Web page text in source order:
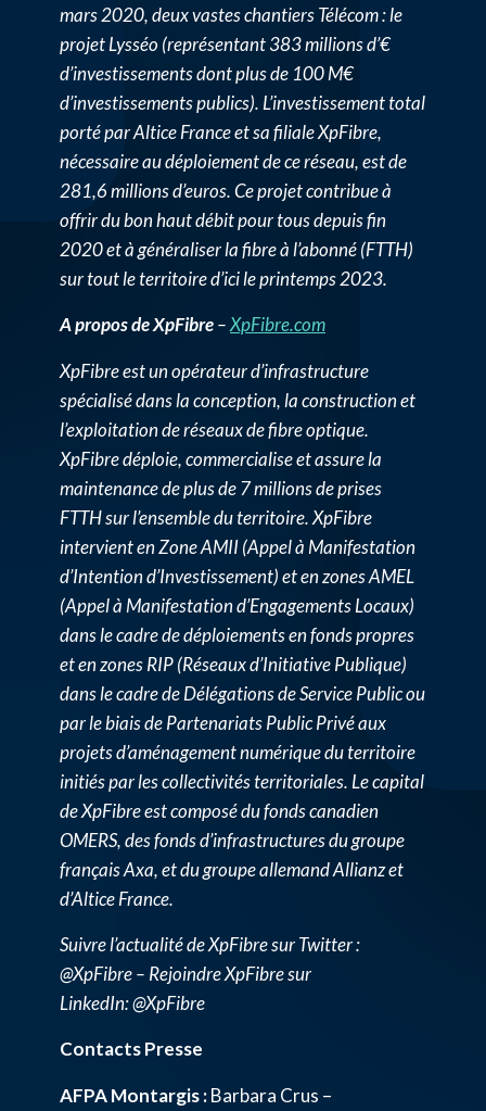
mars 2020, deux vastes chantiers Télécom : le
projet Lysséo (représentant 383 millions d’€
d’investissements dont plus de 100 M€
d’investissements publics). L’investissement total
porté par Altice France et sa filiale XpFibre,
nécessaire au déploiement de ce réseau, est de
281,6 millions d’euros. Ce projet contribue à
offrir du bon haut débit pour tous depuis fin
2020 et à généraliser la fibre à l’abonné (FTTH)
sur tout le territoire d’ici le printemps 2023.
A propos de XpFibre–XpFibre.com
XpFibre est un opérateur d’infrastructure
spécialisé dans la conception, la construction et
l’exploitation de réseaux de fibre optique.
XpFibre déploie, commercialise et assure la
maintenance de plus de 7 millions de prises
FTTH sur l’ensemble du territoire. XpFibre
intervient en Zone AMII (Appel à Manifestation
d’Intention d’Investissement) et en zones AMEL
(Appel à Manifestation d’Engagements Locaux)
dans le cadre de déploiements en fonds propres
et en zones RIP (Réseaux d’Initiative Publique)
dans le cadre de Délégations de Service Public ou
par le biais de Partenariats Public Privé aux
projets d’aménagement numérique du territoire
initiés par les collectivités territoriales. Le capital
de XpFibre est composé du fonds canadien
OMERS, des fonds d’infrastructures du groupe
français Axa, et du groupe allemand Allianz et
d’Altice France.
Suivre l’actualité de XpFibre sur Twitter :
@XpFibre – Rejoindre XpFibre sur
LinkedIn: @XpFibre
Contacts Presse
AFPA Montargis :Barbara Crus –